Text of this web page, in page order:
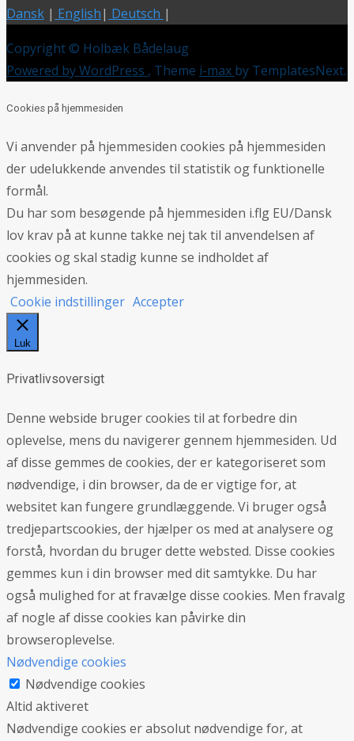
Dansk | English| Deutsch |
Copyright © Holbæk Bådelaug
Powered by WordPress , Theme i-max by TemplatesNext.
Cookies på hjemmesiden
Vi anvender på hjemmesiden cookies på hjemmesiden
der udelukkende anvendes til statistik og funktionelle
formål.
Du har som besøgende på hjemmesiden i.flg EU/Dansk
lov krav på at kunne takke nej tak til anvendelsen af
cookies og skal stadig kunne se indholdet af
hjemmesiden.
Cookie indstillinger Accepter
Luk
Privatlivsoversigt
Denne webside bruger cookies til at forbedre din
oplevelse, mens du navigerer gennem hjemmesiden. Ud
af disse gemmes de cookies, der er kategoriseret som
nødvendige, i din browser, da de er vigtige for, at
websitet kan fungere grundlæggende. Vi bruger også
tredjepartscookies, der hjælper os med at analysere og
forstå, hvordan du bruger dette websted. Disse cookies
gemmes kun i din browser med dit samtykke. Du har
også mulighed for at fravælge disse cookies. Men fravalg
af nogle af disse cookies kan påvirke din
browseroplevelse.
Nødvendige cookies
Nødvendige cookies
Altid aktiveret
Nødvendige cookies er absolut nødvendige for, at